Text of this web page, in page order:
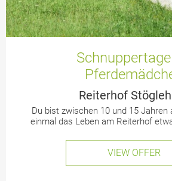
Reiterhof
Du bist zwischen 10 und 15
einmal das Leben am Reiterhof
VIEW OFFER